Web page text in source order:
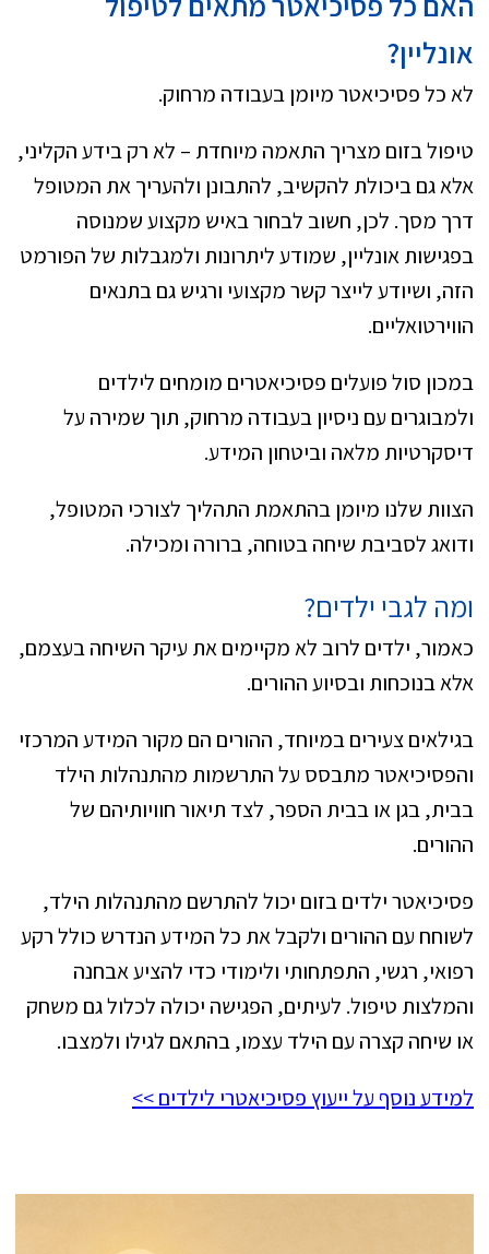
אונליין?
לא כל פסיכיאטר מיומן בעבודה מרחוק.
טיפול בזום מצריך התאמה מיוחדת – לא רק בידע הקליני,
אלא גם ביכולת להקשיב, להתבונן ולהעריך את המטופל
דרך מסך. לכן, חשוב לבחור באיש מקצוע שמנוסה
בפגישות אונליין, שמודע ליתרונות ולמגבלות של הפורמט
הזה, ושיודע לייצר קשר מקצועי ורגיש גם בתנאים
הווירטואליים.
במכון סול פועלים פסיכיאטרים מומחים לילדים
ולמבוגרים עם ניסיון בעבודה מרחוק, תוך שמירה על
דיסקרטיות מלאה וביטחון המידע.
הצוות שלנו מיומן בהתאמת התהליך לצורכי המטופל,
ודואג לסביבת שיחה בטוחה, ברורה ומכילה.
ומה לגבי ילדים?
כאמור, ילדים לרוב לא מקיימים את עיקר השיחה בעצמם,
אלא בנוכחות ובסיוע ההורים.
בגילאים צעירים במיוחד, ההורים הם מקור המידע המרכזי
והפסיכיאטר מתבסס על התרשמות מהתנהלות הילד
בבית, בגן או בבית הספר, לצד תיאור חוויותיהם של
ההורים.
פסיכיאטר ילדים בזום יכול להתרשם מהתנהלות הילד,
לשוחח עם ההורים ולקבל את כל המידע הנדרש כולל רקע
רפואי, רגשי, התפתחותי ולימודי כדי להציע אבחנה
והמלצות טיפול. לעיתים, הפגישה יכולה לכלול גם משחק
או שיחה קצרה עם הילד עצמו, בהתאם לגילו ולמצבו.
למידע נוסף על ייעוץ פסיכיאטרי לילדים >>